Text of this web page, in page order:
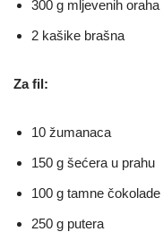
300 g mljevenih oraha
2 kašike brašna
Za fil:
10 žumanaca
150 g šećera u prahu
100 g tamne čokolade
250 g putera